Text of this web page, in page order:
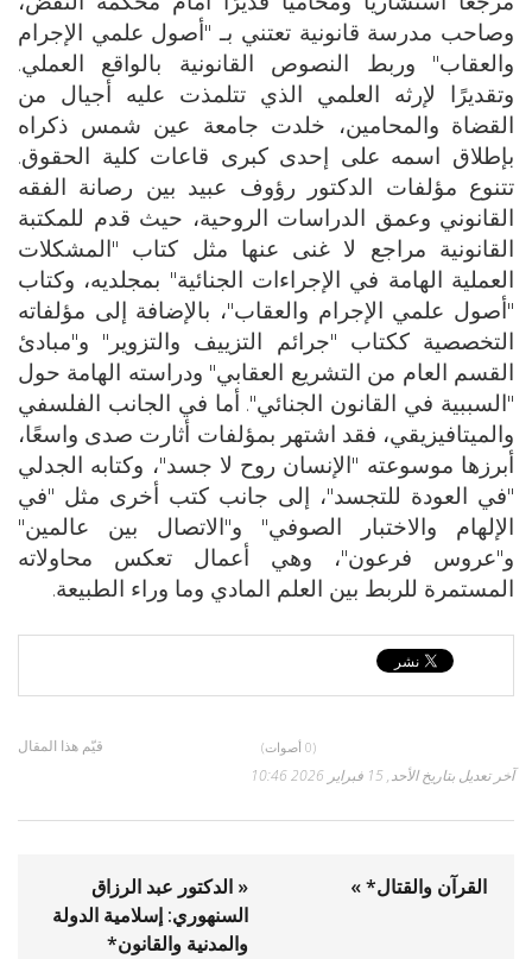
وصاحب مدرسة قانونية تعتني بـ "أصول علمي الإجرام
والعقاب" وربط النصوص القانونية بالواقع العملي.
وتقديرًا لإرثه العلمي الذي تتلمذت عليه أجيال من
القضاة والمحامين، خلدت جامعة عين شمس ذكراه
بإطلاق اسمه على إحدى كبرى قاعات كلية الحقوق.
تتنوع مؤلفات الدكتور رؤوف عبيد بين رصانة الفقه
القانوني وعمق الدراسات الروحية، حيث قدم للمكتبة
القانونية مراجع لا غنى عنها مثل كتاب "المشكلات
العملية الهامة في الإجراءات الجنائية" بمجلديه، وكتاب
"أصول علمي الإجرام والعقاب"، بالإضافة إلى مؤلفاته
التخصصية ككتاب "جرائم التزييف والتزوير" و"مبادئ
القسم العام من التشريع العقابي" ودراسته الهامة حول
"السببية في القانون الجنائي". أما في الجانب الفلسفي
والميتافيزيقي، فقد اشتهر بمؤلفات أثارت صدى واسعًا،
أبرزها موسوعته "الإنسان روح لا جسد"، وكتابه الجدلي
"في العودة للتجسد"، إلى جانب كتب أخرى مثل "في
الإلهام والاختبار الصوفي" و"الاتصال بين عالمين"
و"عروس فرعون"، وهي أعمال تعكس محاولاته
المستمرة للربط بين العلم المادي وما وراء الطبيعة.
قيّم هذا المقال (0 أصوات)
آخر تعديل بتاريخ الأحد, 15 فبراير 2026 10:46
« الدكتور عبد الرزاق
السنهوري: إسلامية الدولة
والمدنية والقانون*
القرآن والقتال* »